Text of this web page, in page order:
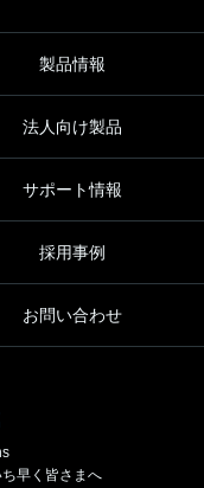
製品情報
法人向け製品
サポート情報
採用事例
お問い合わせ
早く皆さまへ